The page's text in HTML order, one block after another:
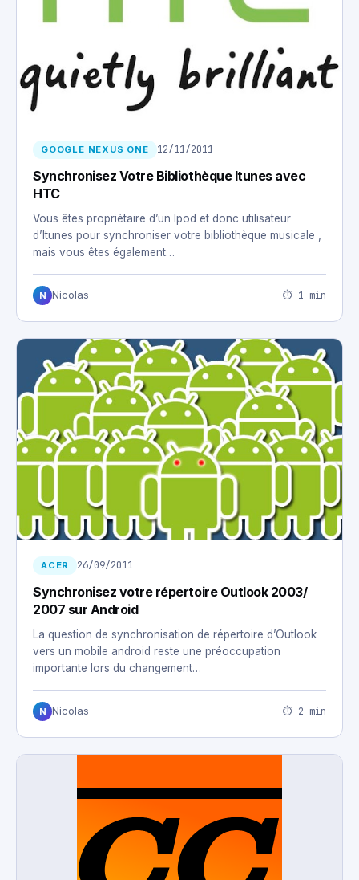
GOOGLE NEXUS ONE 12/11/2011
Synchronisez Votre Bibliothèque Itunes avec
HTC
Vous êtes propriétaire d’un Ipod et donc utilisateur
d’Itunes pour synchroniser votre bibliothèque musicale ,
mais vous êtes également…
N Nicolas ⏱ 1 min
ACER 26/09/2011
Synchronisez votre répertoire Outlook 2003/
2007 sur Android
La question de synchronisation de répertoire d’Outlook
vers un mobile android reste une préoccupation
importante lors du changement…
N Nicolas ⏱ 2 min